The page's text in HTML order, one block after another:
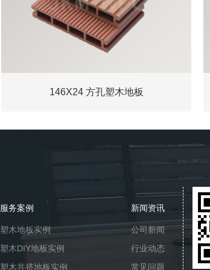
146X24 方孔塑木地板
服务案例
塑木地板实例
塑木DIY地板实例
塑木共挤地板实例
新闻资讯
公司新闻
行业动态
常见问题